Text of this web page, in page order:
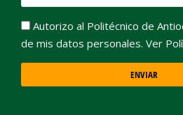
Autorizo al Politécnico de
de mis datos personales. Ver
ENVIAR